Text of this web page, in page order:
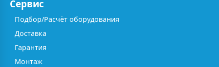
Сервис
Подбор/Расчёт оборудования
Доставка
Гарантия
Монтаж